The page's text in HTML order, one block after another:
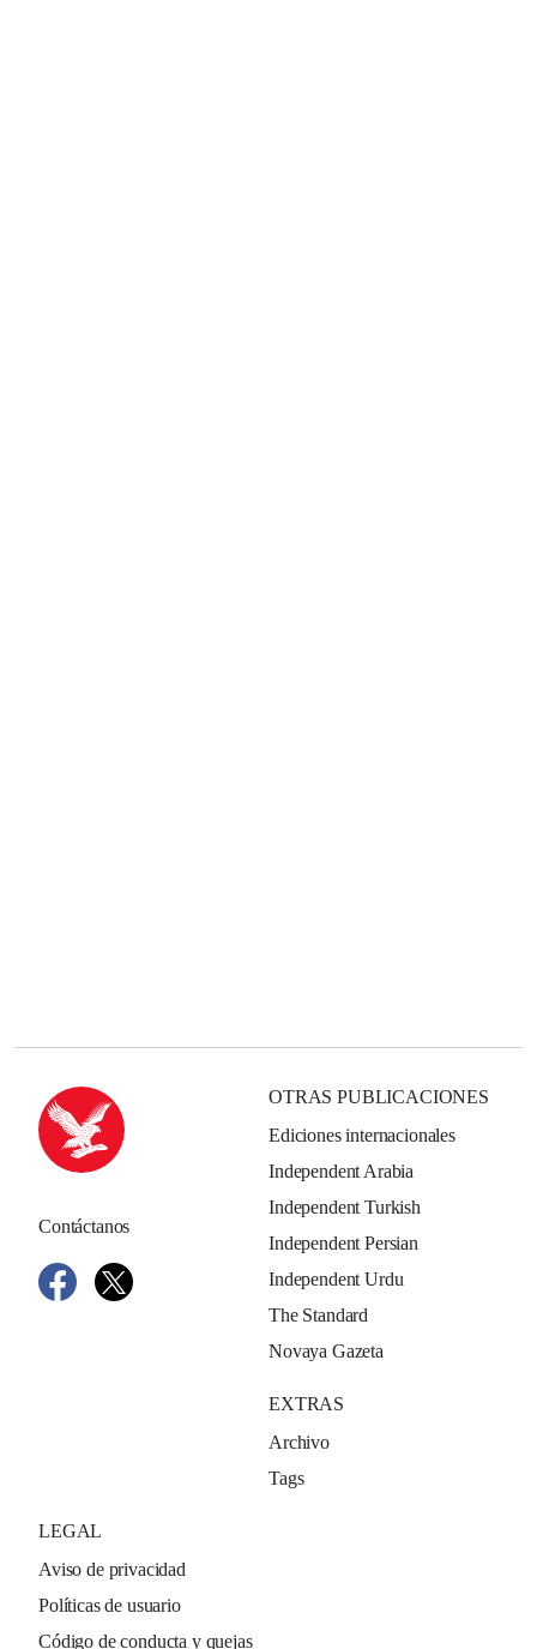
Contáctanos
OTRAS PUBLICACIONES
Ediciones internacionales
Independent Arabia
Independent Turkish
Independent Persian
Independent Urdu
The Standard
Novaya Gazeta
EXTRAS
Archivo
Tags
LEGAL
Aviso de privacidad
Políticas de usuario
Código de conducta y quejas